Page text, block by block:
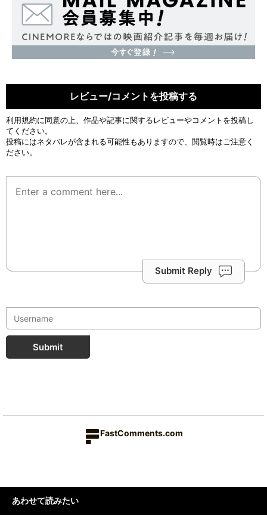
レビュー/コメントを投稿する
利用規約に同意の上、作品や記事に関するレビューやコメントを投稿し
てください。
投稿にはネタバレが含まれる可能性もありますので、閲覧時はご注意く
ださい。
Submit Reply
Submit
FastComments.com
あわせて読みたい